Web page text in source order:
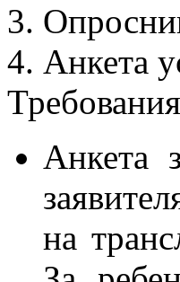
3.
4. Анкета
Анкета
на